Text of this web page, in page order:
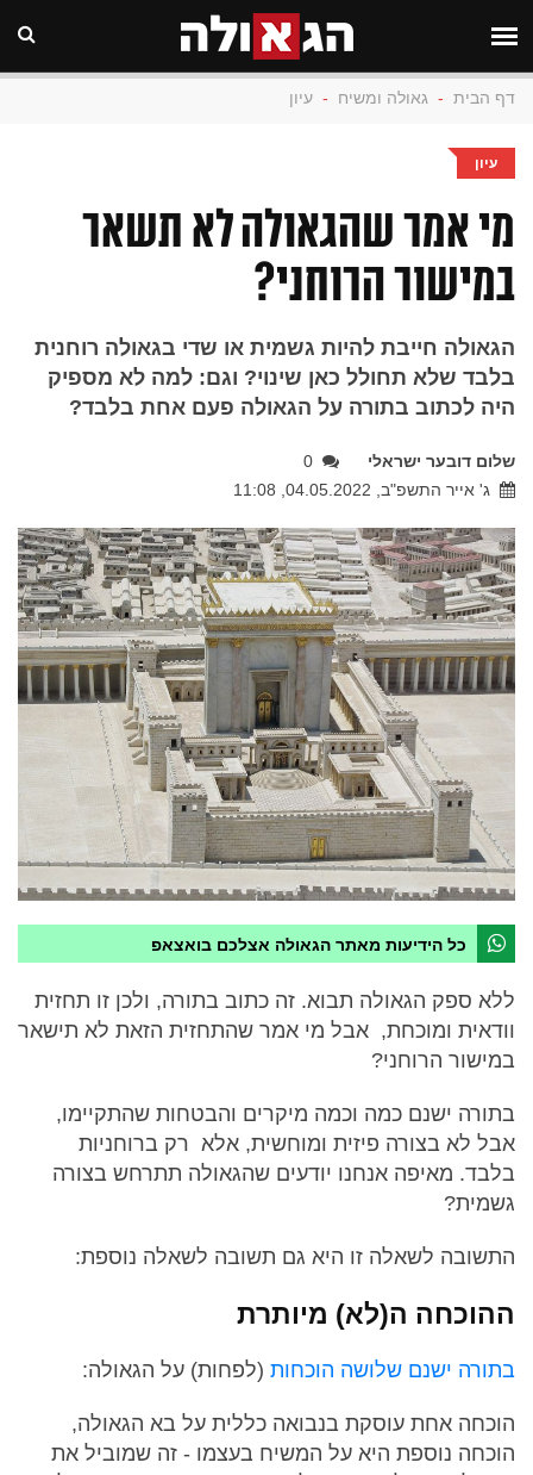
דף הבית - גאולה ומשיח - עיון
עיון
מי אמר שהגאולה לא תשאר
במישור הרוחני?
הגאולה חייבת להיות גשמית או שדי בגאולה רוחנית
בלבד שלא תחולל כאן שינוי? וגם: למה לא מספיק
היה לכתוב בתורה על הגאולה פעם אחת בלבד?
שלום דובער ישראלי
0
ג' אייר התשפ"ב, 04.05.2022, 11:08
כל הידיעות מאתר הגאולה אצלכם בואצאפ
ללא ספק הגאולה תבוא. זה כתוב בתורה, ולכן זו תחזית
וודאית ומוכחת, אבל מי אמר שהתחזית הזאת לא תישאר
במישור הרוחני?
בתורה ישנם כמה וכמה מיקרים והבטחות שהתקיימו,
אבל לא בצורה פיזית ומוחשית, אלא רק ברוחניות
בלבד. מאיפה אנחנו יודעים שהגאולה תתרחש בצורה
גשמית?
התשובה לשאלה זו היא גם תשובה לשאלה נוספת:
ההוכחה ה(לא) מיותרת
בתורה ישנם שלושה הוכחות (לפחות) על הגאולה:
הוכחה אחת עוסקת בנבואה כללית על בא הגאולה,
הוכחה נוספת היא על המשיח בעצמו - זה שמוביל את